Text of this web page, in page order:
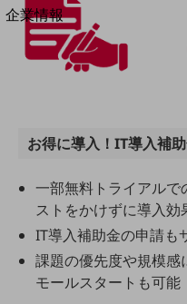
別ウィンドウで開きます
企業情報
企業情報TOP
会社案内
会社案内TOP
事業拠点
グループ会社
会社案内パンフレット
ニュースルーム
お得に導入！IT導入補
一部無料トライアルで
ストをかけずに導入効
IT導入補助金の申請も
課題の優先度や規模感
モールスタートも可能